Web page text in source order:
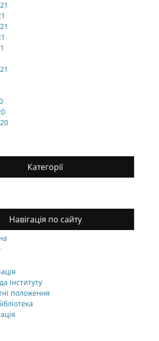
Категорії
Навігація по сайту
Інституту
положення